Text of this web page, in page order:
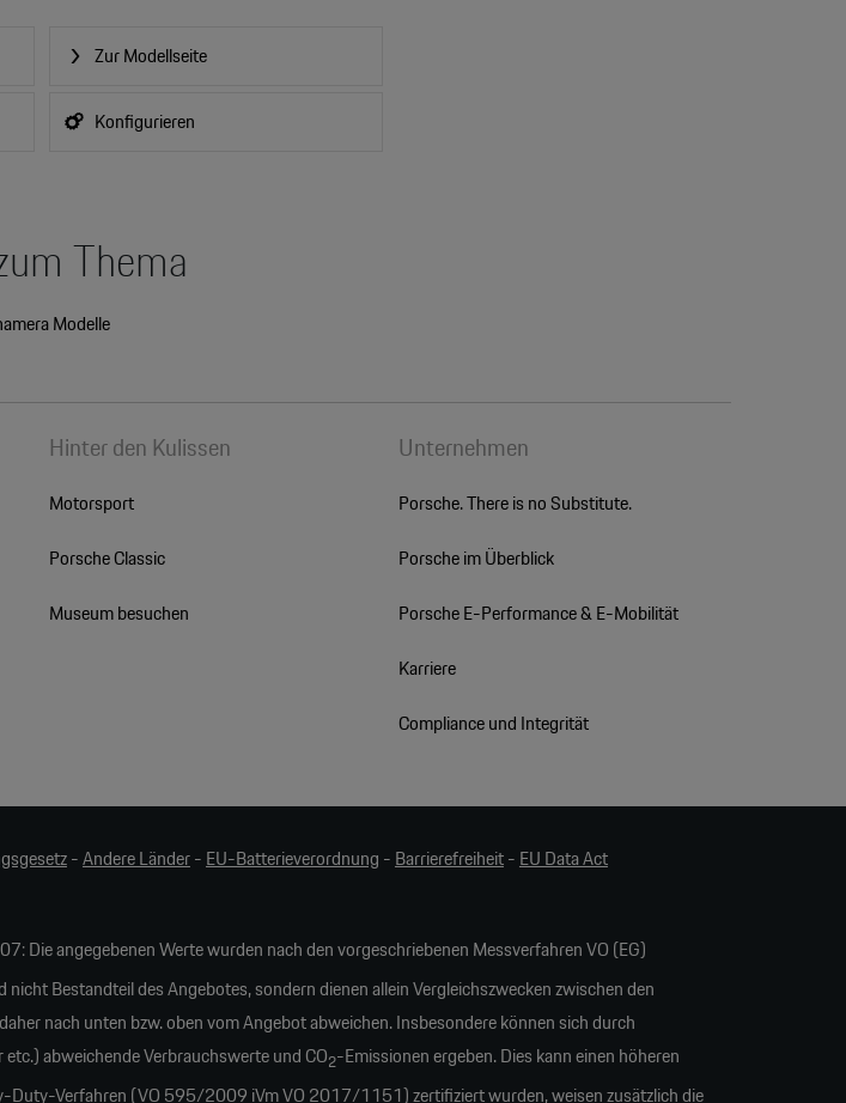
Zur Modellseite
Konfigurieren
Thema
Modelle
Hinter den Kulissen
Motorsport
Porsche Classic
Museum besuchen
Unternehmen
Porsche. There is no Substitute.
Porsche im Überblick
Porsche E-Performance & E-Mobilität
Karriere
Compliance und Integrität
-Andere Länder- EU-Batterieverordnung - Barrierefreiheit- EU Data Act
Die angegebenen Werte wurden nach den vorgeschriebenen Messverfahren VO (EG)
Bestandteil des Angebotes, sondern dienen allein Vergleichszwecken zwischen den
nach unten bzw. oben vom Angebot abweichen. Insbesondere können sich durch
abweichende Verbrauchswerte und CO2-Emissionen ergeben. Dies kann einen höheren
Duty-Verfahren (VO 595/2009 iVm VO 2017/1151) zertifiziert wurden, weisen zusätzlich die